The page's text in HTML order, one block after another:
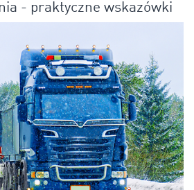
- praktyczne wskazówki